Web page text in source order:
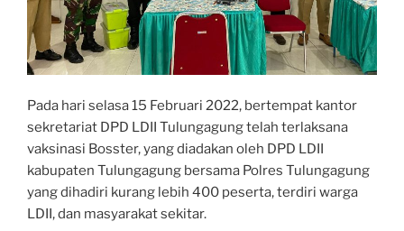
Pada hari selasa 15 Februari 2022, bertempat kantor
sekretariat DPD LDII Tulungagung telah terlaksana
vaksinasi Bosster, yang diadakan oleh DPD LDII
kabupaten Tulungagung bersama Polres Tulungagung
yang dihadiri kurang lebih 400 peserta, terdiri warga
LDII, dan masyarakat sekitar.